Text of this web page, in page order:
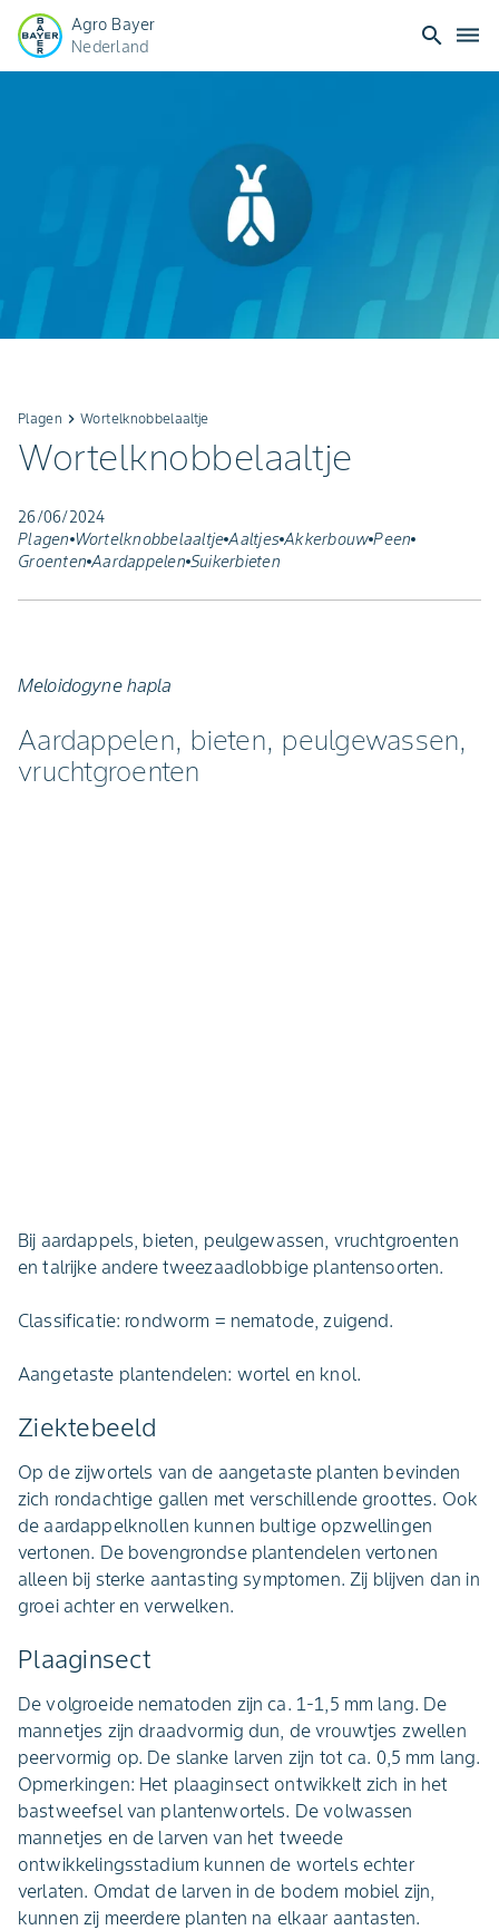
Agro Bayer
Nederland
search dehaze
Plagen keyboard_arrow_rightWortelknobbelaaltje
Wortelknobbelaaltje
26/06/2024
Plagen Wortelknobbelaaltje Aaltjes Akkerbouw Peen
Groenten Aardappelen Suikerbieten
Meloidogyne hapla
Aardappelen, bieten, peulgewassen,
vruchtgroenten
Bij aardappels, bieten, peulgewassen, vruchtgroenten
en talrijke andere tweezaadlobbige plantensoorten.
Classificatie: rondworm = nematode, zuigend.
Aangetaste plantendelen: wortel en knol.
Ziektebeeld
Op de zijwortels van de aangetaste planten bevinden
zich rondachtige gallen met verschillende groottes. Ook
de aardappelknollen kunnen bultige opzwellingen
vertonen. De bovengrondse plantendelen vertonen
alleen bij sterke aantasting symptomen. Zij blijven dan in
groei achter en verwelken.
Plaaginsect
De volgroeide nematoden zijn ca. 1-1,5 mm lang. De
mannetjes zijn draadvormig dun, de vrouwtjes zwellen
peervormig op. De slanke larven zijn tot ca. 0,5 mm lang.
Opmerkingen: Het plaaginsect ontwikkelt zich in het
bastweefsel van plantenwortels. De volwassen
mannetjes en de larven van het tweede
ontwikkelingsstadium kunnen de wortels echter
verlaten. Omdat de larven in de bodem mobiel zijn,
kunnen zij meerdere planten na elkaar aantasten.